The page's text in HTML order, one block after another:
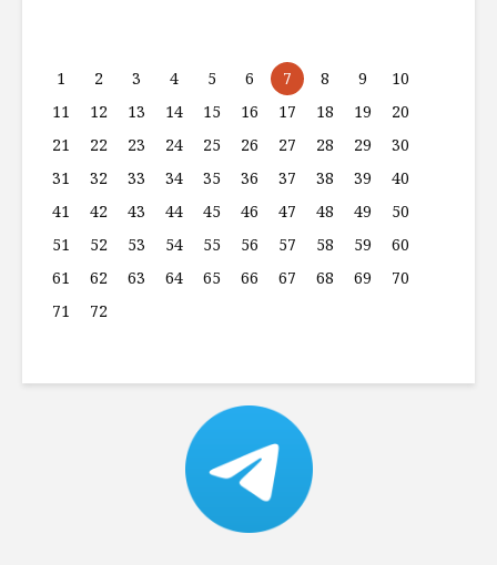
1 2 3 4 5 6 7 8 9
10
11
12 13 14 15 16 17 18 19
20
21
22 23 24 25 26 27 28 29
30
31
32 33 34 35 36 37 38 39
40
41
42 43 44 45 46 47 48 49
50
51
52 53 54 55 56 57 58 59
60
61
62 63 64 65 66 67 68 69
70
71
72